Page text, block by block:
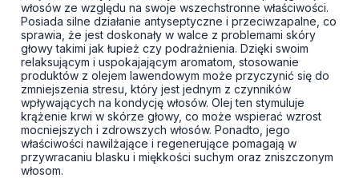
włosów ze względu na swoje wszechstronne właściwości.
Posiada silne działanie antyseptyczne i przeciwzapalne, co
sprawia, że jest doskonały w walce z problemami skóry
głowy takimi jak łupież czy podrażnienia. Dzięki swoim
relaksującym i uspokajającym aromatom, stosowanie
produktów z olejem lawendowym może przyczynić się do
zmniejszenia stresu, który jest jednym z czynników
wpływających na kondycję włosów. Olej ten stymuluje
krążenie krwi w skórze głowy, co może wspierać wzrost
mocniejszych i zdrowszych włosów. Ponadto, jego
właściwości nawilżające i regenerujące pomagają w
przywracaniu blasku i miękkości suchym oraz zniszczonym
włosom.